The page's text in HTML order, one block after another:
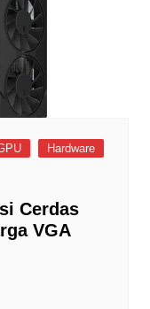
Hardware
Cerdas
VGA